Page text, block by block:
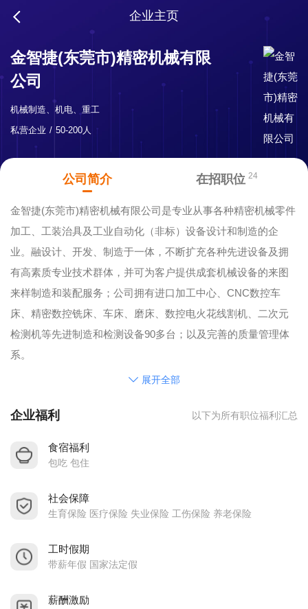
企业主页
金智捷(东莞市)精密机械有限
公司
机械制造、机电、重工
私营企业
50-200人
公司简介 在招职位 24
金智捷(东莞市)精密机械有限公司是专业从事各种精密机械零件
加工、工装治具及工业自动化（非标）设备设计和制造的企
业。融设计、开发、制造于一体，不断扩充各种先进设备及拥
有高素质专业技术群体，并可为客户提供成套机械设备的来图
来样制造和装配服务；公司拥有进口加工中心、CNC数控车
床、精密数控铣床、车床、磨床、数控电火花线割机、二次元
检测机等先进制造和检测设备90多台；以及完善的质量管理体
系。
精良工艺专业制造的品质，优质的产品、合理的价格、快速的
象，公司已为国内外众多知名企业制造了精密零件、工装夹具
公司目前主要客户有：大族激光科技（深圳）有限公司，新三
公司等企业，主要为其提供精密零件及设备、制造治具和检测
展开全部
企业福利 以下为所有职位福利汇总
食宿福利
包吃 包住
社会保障
生育保险 医疗保险 失业保险 工伤保险 养老保险
工时假期
带薪年假 国家法定假
薪酬激励